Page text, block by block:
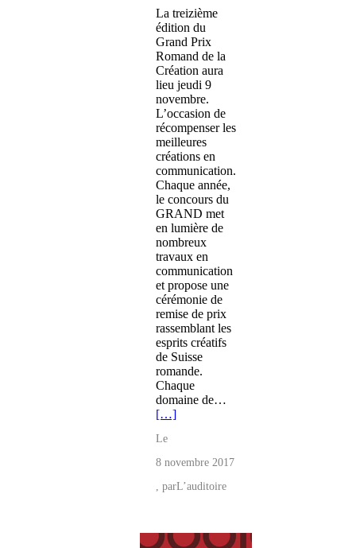
La treizième
édition du
Grand Prix
Romand de la
Création aura
lieu jeudi 9
novembre.
L’occasion de
récompenser les
meilleures
créations en
communication.
Chaque année,
le concours du
GRAND met
en lumière de
nombreux
travaux en
communication
et propose une
cérémonie de
remise de prix
rassemblant les
esprits créatifs
de Suisse
romande.
Chaque
domaine de…
[…]
Le
8 novembre 2017
, parL’auditoire